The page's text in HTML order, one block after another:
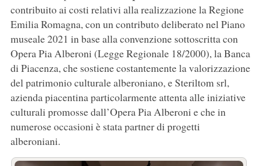
contribuito ai costi relativi alla realizzazione la Regione
Emilia Romagna, con un contributo deliberato nel Piano
museale 2021 in base alla convenzione sottoscritta con
Opera Pia Alberoni (Legge Regionale 18/2000), la Banca
di Piacenza, che sostiene costantemente la valorizzazione
del patrimonio culturale alberoniano, e Steriltom srl,
azienda piacentina particolarmente attenta alle iniziative
culturali promosse dall’Opera Pia Alberoni e che in
numerose occasioni è stata partner di progetti
alberoniani.